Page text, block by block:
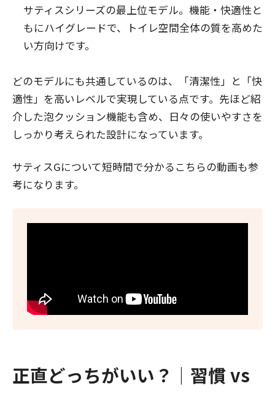
サティスシリーズの最上位モデル。機能・快適性と
もにハイグレードで、トイレ空間全体の質を高めた
い方向けです。
どのモデルにも共通しているのは、「清潔性」と「快
適性」を高いレベルで実現している点です。先ほど紹
介した泡クッション機能も含め、日々の使いやすさを
しっかり考えられた設計になっています。
サティスGについて短時間で分かるこちらの動画も参
考になります。
正直どっちがいい？｜習慣 vs